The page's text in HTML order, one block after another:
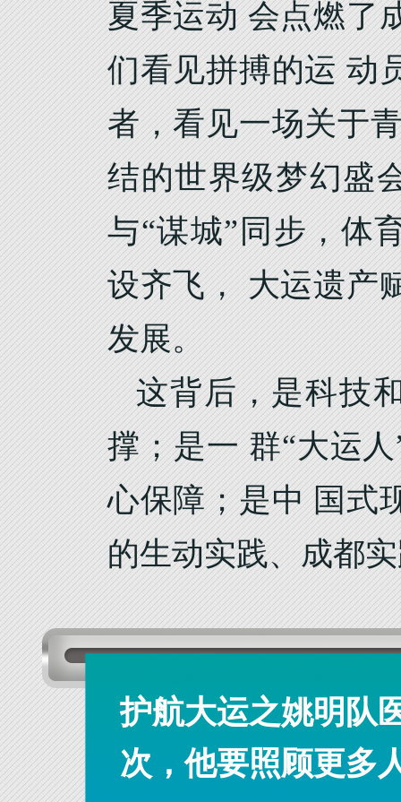
夏季运动 会点燃了
们看见拼搏的运 动
者，看见一场关于
结的世界级梦幻盛
与“谋城”同步，体
设齐飞， 大运遗产
发展。
这背后，是科技
撑；是一 群“大运
心保障；是中 国式
的生动实践、成都
护航大运之姚明队
次，他要照顾更多